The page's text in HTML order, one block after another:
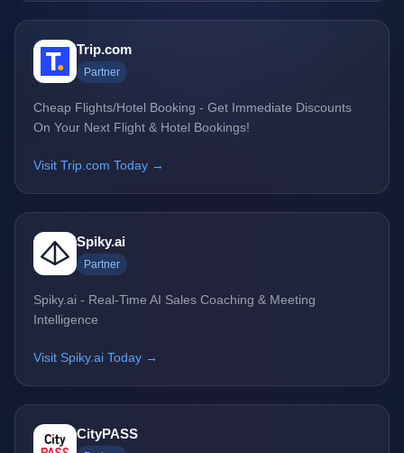
Trip.com
Partner
Cheap Flights/Hotel Booking - Get Immediate Discounts
On Your Next Flight & Hotel Bookings!
Visit Trip.com Today →
Spiky.ai
Partner
Spiky.ai - Real-Time AI Sales Coaching & Meeting
Intelligence
Visit Spiky.ai Today →
CityPASS